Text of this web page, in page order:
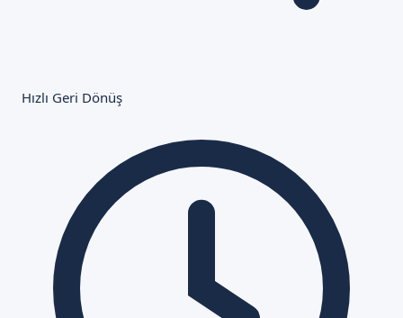
Hızlı Geri Dönüş